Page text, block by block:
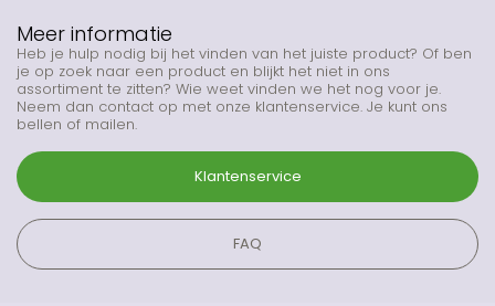
Meer informatie
Heb je hulp nodig bij het vinden van het juiste product? Of ben
je op zoek naar een product en blijkt het niet in ons
assortiment te zitten? Wie weet vinden we het nog voor je.
Neem dan contact op met onze klantenservice. Je kunt ons
bellen of mailen.
Klantenservice
FAQ